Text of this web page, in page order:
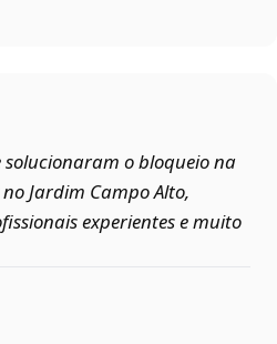
o bloqueio na
Jardim Campo Alto,
experientes e muito